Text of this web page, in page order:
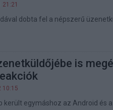
21:21
dobta fel a népszerű
is
10:15
került egymáshoz az Android és